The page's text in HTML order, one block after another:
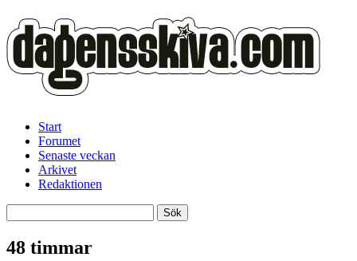
Start
Forumet
Senaste veckan
Arkivet
Redaktionen
48 timmar